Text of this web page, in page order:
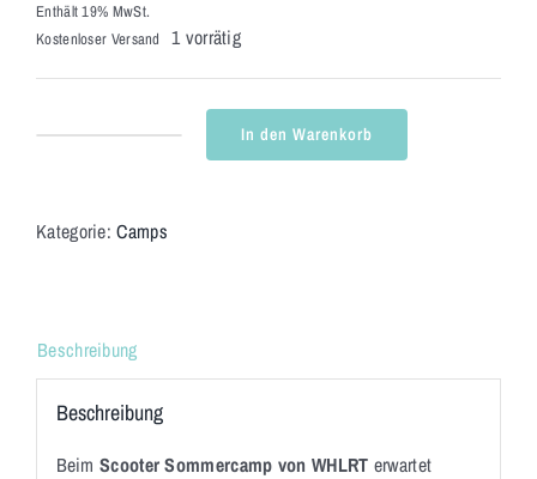
Enthält 19% MwSt.
Kostenloser Versand
1 vorrätig
20.07.
-
24.07.26
In den Warenkorb
Kategorie:Camps
Beschreibung
Beschreibung
BeimScooter Sommercamp von WHLRT erwartet